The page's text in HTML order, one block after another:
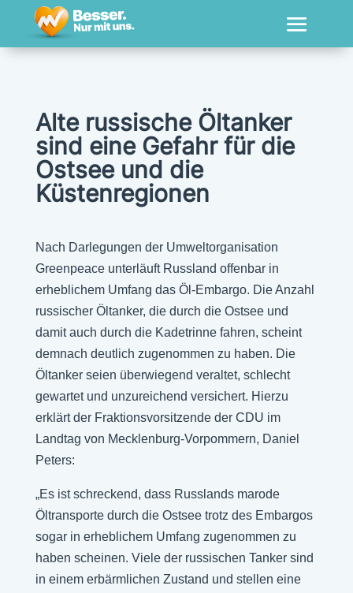
Alte russische Öltanker
sind eine Gefahr für die
Ostsee und die
Küstenregionen
Nach Darlegungen der Umweltorganisation
Greenpeace unterläuft Russland offenbar in
erheblichem Umfang das Öl-Embargo. Die Anzahl
russischer Öltanker, die durch die Ostsee und
damit auch durch die Kadetrinne fahren, scheint
demnach deutlich zugenommen zu haben. Die
Öltanker seien überwiegend veraltet, schlecht
gewartet und unzureichend versichert. Hierzu
erklärt der Fraktionsvorsitzende der CDU im
Landtag von Mecklenburg-Vorpommern, Daniel
Peters:
„Es ist schreckend, dass Russlands marode
Öltransporte durch die Ostsee trotz des Embargos
sogar in erheblichem Umfang zugenommen zu
haben scheinen. Viele der russischen Tanker sind
in einem erbärmlichen Zustand und stellen eine